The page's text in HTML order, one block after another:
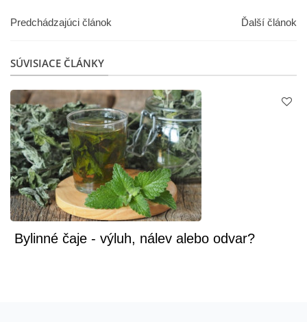
Predchádzajúci článok Ďalší článok
SÚVISIACE ČLÁNKY
Bylinné čaje - výluh, nálev alebo odvar?